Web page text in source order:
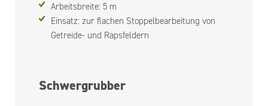
Arbeitsbreite: 5 m
Einsatz: zur flachen Stoppelbearbeitung von
Getreide- und Rapsfeldern
Schwergrubber